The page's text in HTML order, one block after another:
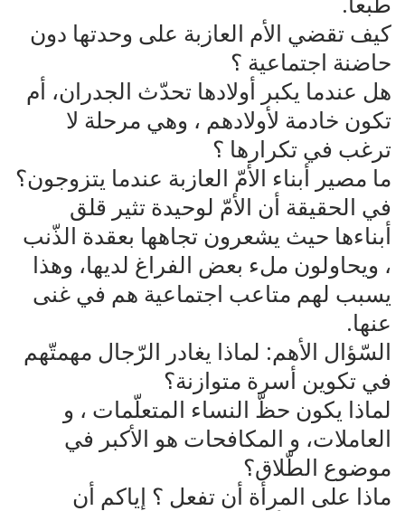
كيف تقضي الأم العازبة على وحدتها دون
حاضنة اجتماعية ؟
هل عندما يكبر أولادها تحدّث الجدران، أم
تكون خادمة لأولادهم ، وهي مرحلة لا
ترغب في تكرارها ؟
ما مصير أبناء الأمّ العازبة عندما يتزوجون؟
في الحقيقة أن الأمّ لوحيدة تثير قلق
أبناءها حيث يشعرون تجاهها بعقدة الذّنب
، ويحاولون ملء بعض الفراغ لديها، وهذا
يسبب لهم متاعب اجتماعية هم في غنى
عنها.
السّؤال الأهم: لماذا يغادر الرّجال مهمتّهم
في تكوين أسرة متوازنة؟
لماذا يكون حظّ النساء المتعلّمات ، و
العاملات، و المكافحات هو الأكبر في
موضوع الطّلاق؟
ماذا على المرأة أن تفعل ؟ إياكم أن